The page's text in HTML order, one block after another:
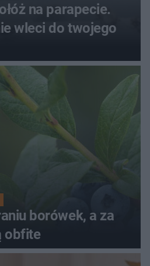
na parapecie.
wleci do twojego
borówek, a za
obfite